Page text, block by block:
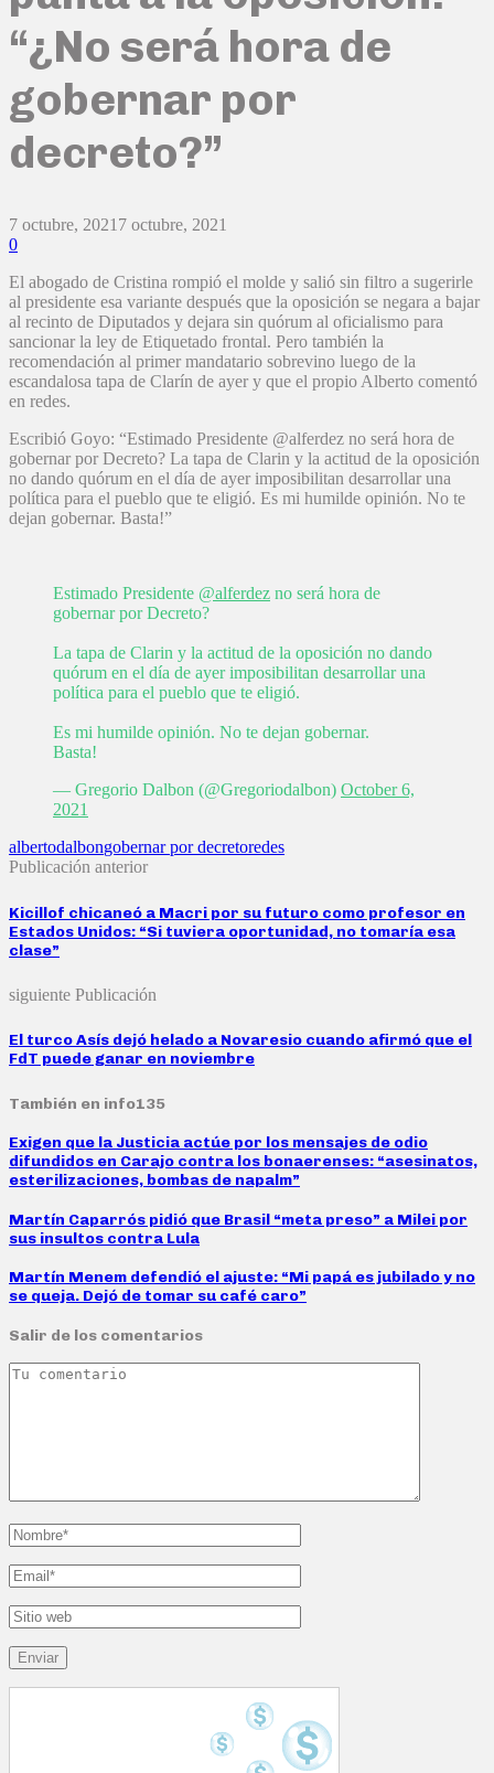
“¿No será hora de
gobernar por
decreto?”
7 octubre, 2021 7 octubre, 2021
0
El abogado de Cristina rompió el molde y salió sin filtro a sugerirle
al presidente esa variante después que la oposición se negara a bajar
al recinto de Diputados y dejara sin quórum al oficialismo para
sancionar la ley de Etiquetado frontal. Pero también la
recomendación al primer mandatario sobrevino luego de la
escandalosa tapa de Clarín de ayer y que el propio Alberto comentó
en redes.
Escribió Goyo: “Estimado Presidente @alferdez no será hora de
gobernar por Decreto? La tapa de Clarin y la actitud de la oposición
no dando quórum en el día de ayer imposibilitan desarrollar una
política para el pueblo que te eligió. Es mi humilde opinión. No te
dejan gobernar. Basta!”
Estimado Presidente @alferdez no será hora de
gobernar por Decreto?
La tapa de Clarin y la actitud de la oposición no dando
quórum en el día de ayer imposibilitan desarrollar una
política para el pueblo que te eligió.
Es mi humilde opinión. No te dejan gobernar.
Basta!
— Gregorio Dalbon (@Gregoriodalbon) October 6,
2021
albertodalbongobernar por decretoredes
Publicación anterior
Kicillof chicaneó a Macri por su futuro como profesor en
Estados Unidos: “Si tuviera oportunidad, no tomaría esa
clase”
siguiente Publicación
El turco Asís dejó helado a Novaresio cuando afirmó que el
FdT puede ganar en noviembre
También en info135
Exigen que la Justicia actúe por los mensajes de odio
difundidos en Carajo contra los bonaerenses: “asesinatos,
esterilizaciones, bombas de napalm”
Martín Caparrós pidió que Brasil “meta preso” a Milei por
sus insultos contra Lula
Martín Menem defendió el ajuste: “Mi papá es jubilado y no
se queja. Dejó de tomar su café caro”
Salir de los comentarios